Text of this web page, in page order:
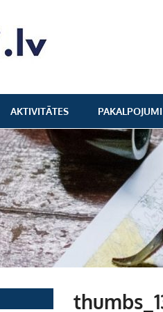
AKTIVITĀTES PAKALPOJUMI